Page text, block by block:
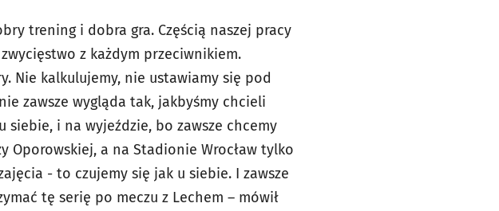
trening i dobra gra. Częścią naszej pracy
z każdym przeciwnikiem.
Nie kalkulujemy, nie ustawiamy się pod
zawsze wygląda tak, jakbyśmy chcieli
siebie, i na wyjeździe, bo zawsze chcemy
Oporowskiej, a na Stadionie Wrocław tylko
- to czujemy się jak u siebie. I zawsze
tę serię po meczu z Lechem – mówił